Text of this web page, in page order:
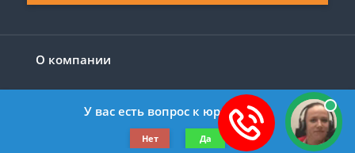
О компании
©2019-2026 Все права защищены.
У вас есть вопрос к юристу?
Нет Да